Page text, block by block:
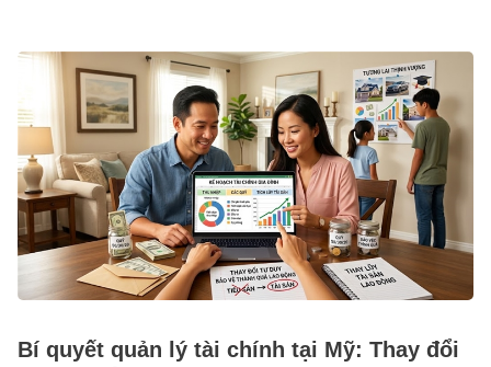
Bí quyết quản lý tài chính tại Mỹ: Thay đổi